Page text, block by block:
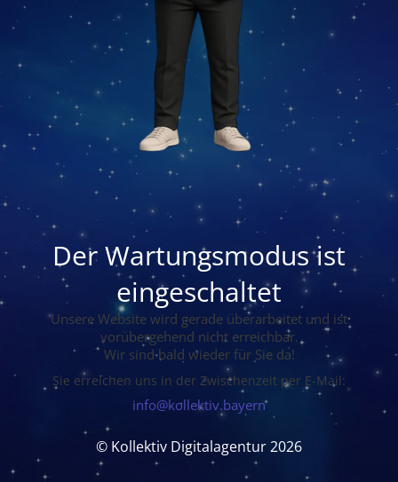
Der Wartungsmodus ist
eingeschaltet
Unsere Website wird gerade überarbeitet und ist
vorübergehend nicht erreichbar.
Wir sind bald wieder für Sie da!
Sie erreichen uns in der Zwischenzeit per E-Mail:
info@kollektiv.bayern
© Kollektiv Digitalagentur 2026